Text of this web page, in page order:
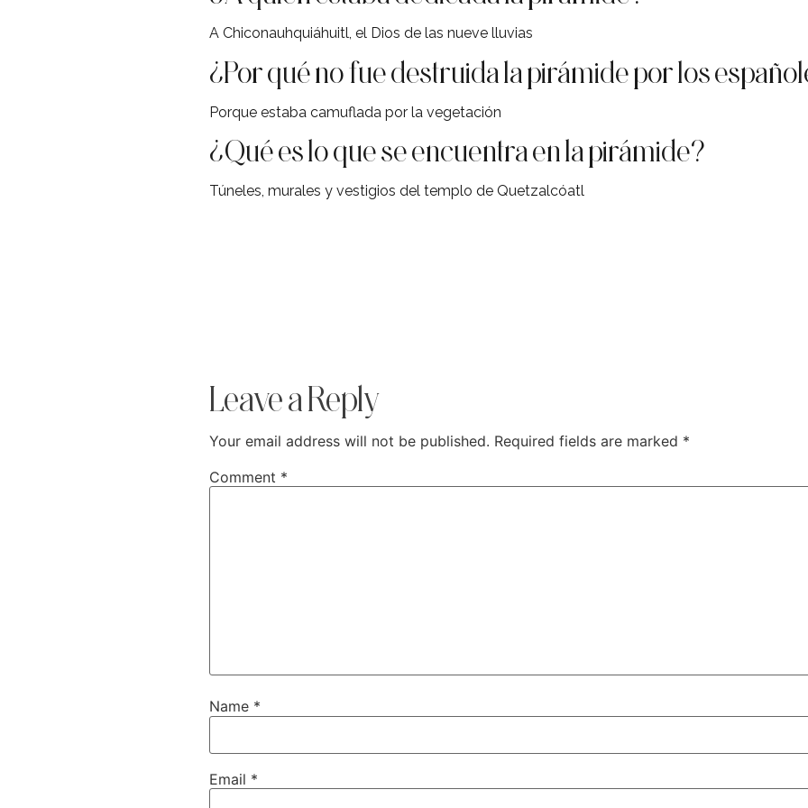
A Chiconauhquiáhuitl, el Dios de las nueve lluvias
¿Por qué no fue destruida la pirámide por los
Porque estaba camuflada por la vegetación
¿Qué es lo que se encuentra en la pirámide?
Túneles, murales y vestigios del templo de Quetzalcóatl
Leave a Reply
Your email address will not be published. Required fields are marked *
Comment *
Name *
Email *